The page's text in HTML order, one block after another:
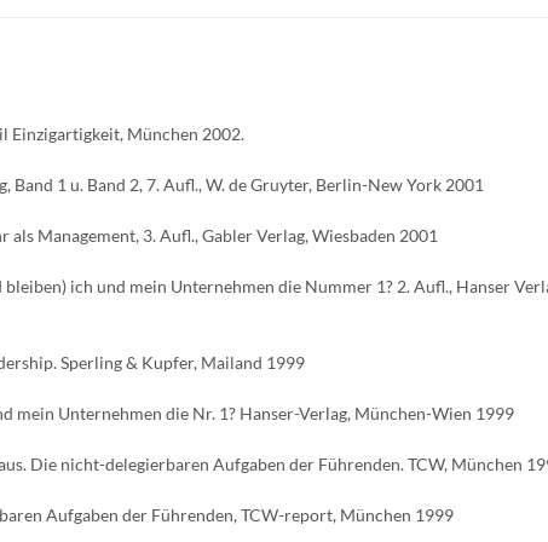
Einzigartigkeit, München 2002.
1 u. Band 2, 7. Aufl., W. de Gruyter, Berlin-New York 2001
Management, 3. Aufl., Gabler Verlag, Wiesbaden 2001
ich und mein Unternehmen die Nummer 1? 2. Aufl., Hanser
Sperling & Kupfer, Mailand 1999
mein Unternehmen die Nr. 1? Hanser-Verlag, München-Wien 1999
Die nicht-delegierbaren Aufgaben der Führenden. TCW, München
Aufgaben der Führenden, TCW-report, München 1999